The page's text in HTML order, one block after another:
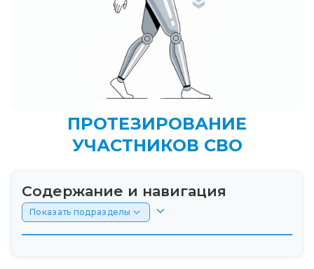
ПРОТЕЗИРОВАНИЕ
УЧАСТНИКОВ СВО
Содержание и навигация
Показать подразделы